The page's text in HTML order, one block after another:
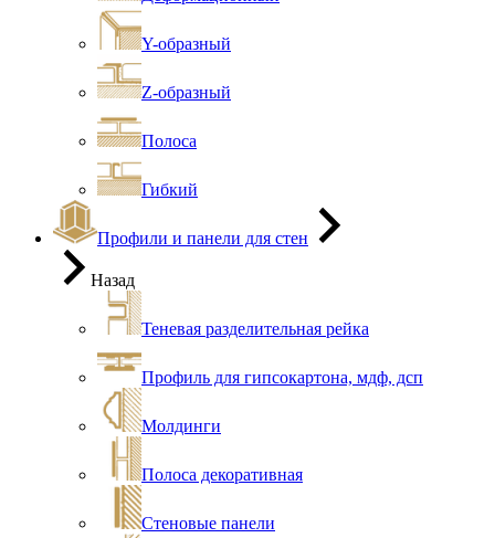
Y-образный
Z-образный
Полоса
Гибкий
Профили и панели для стен
Назад
Теневая разделительная рейка
Профиль для гипсокартона, мдф, дсп
Молдинги
Полоса декоративная
Стеновые панели